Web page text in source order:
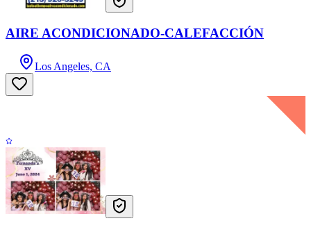
AIRE ACONDICIONADO-CALEFACCIÓN
Los Angeles, CA